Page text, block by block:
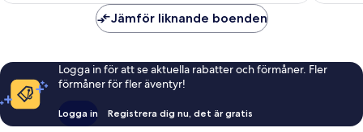
Jämför liknande boenden
Logga in för att se aktuella rabatter och förmåner. Fler
förmåner för fler äventyr!
Logga in Registrera dig nu, det är gratis